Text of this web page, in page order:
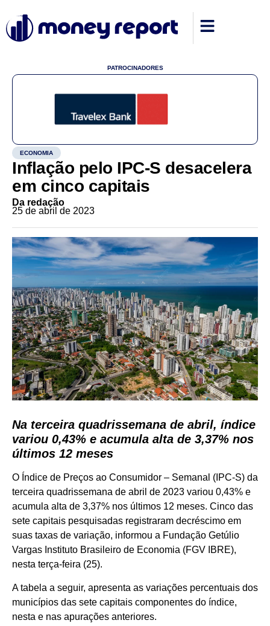
PATROCINADORES
ECONOMIA
Inflação pelo IPC-S desacelera
em cinco capitais
Da redação
25 de abril de 2023
Na terceira quadrissemana de abril, índice
variou 0,43% e acumula alta de 3,37% nos
últimos 12 meses
O Índice de Preços ao Consumidor – Semanal (IPC-S) da
terceira quadrissemana de abril de 2023 variou 0,43% e
acumula alta de 3,37% nos últimos 12 meses. Cinco das
sete capitais pesquisadas registraram decréscimo em
suas taxas de variação, informou a Fundação Getúlio
Vargas Instituto Brasileiro de Economia (FGV IBRE),
nesta terça-feira (25).
A tabela a seguir, apresenta as variações percentuais dos
municípios das sete capitais componentes do índice,
nesta e nas apurações anteriores.